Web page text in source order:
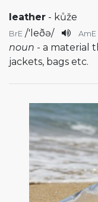
leather - kůže
BrE /'leðə/ AmE
noun - a material
jackets, bags etc.